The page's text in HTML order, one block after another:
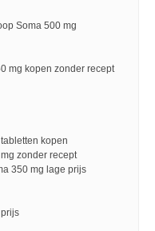
Soma 500 mg
mg kopen zonder recept
kopen
zonder recept
350 mg lage prijs